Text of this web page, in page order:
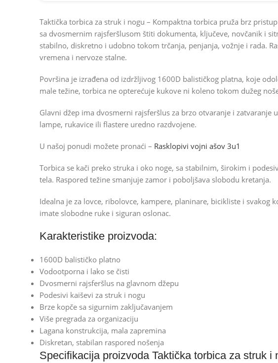
Taktička torbica za struk i nogu – Kompaktna torbica pruža brz
sa dvosmernim rajsferšlusom štiti dokumenta, ključeve, novčanik i
stabilno, diskretno i udobno tokom trčanja, penjanja, vožnje i rada.
vremena i nervoze stalne.
Površina je izrađena od izdržljivog 1600D balističkog platna, koje
male težine, torbica ne opterećuje kukove ni koleno tokom dužeg
Glavni džep ima dvosmerni rajsferšlus za brzo otvaranje i
lampe, rukavice ili flastere uredno razdvojene.
U našoj ponudi možete pronaći – Rasklopivi vojni ašov 3u1
Torbica se kači preko struka i oko noge, sa stabilnim, širokim i
tela. Raspored težine smanjuje zamor i poboljšava slobodu kretanja.
Idealna je za lovce, ribolovce, kampere, planinare, bicikliste i
imate slobodne ruke i siguran oslonac.
Karakteristike proizvoda:
1600D balističko platno
Vodootporna i lako se čisti
Dvosmerni rajsferšlus na glavnom džepu
Podesivi kaiševi za struk i nogu
Brze kopče sa sigurnim zaključavanjem
Više pregrada za organizaciju
Lagana konstrukcija, mala zapremina
Diskretan, stabilan raspored nošenja
Specifikacija proizvoda Taktička torbica za struk i